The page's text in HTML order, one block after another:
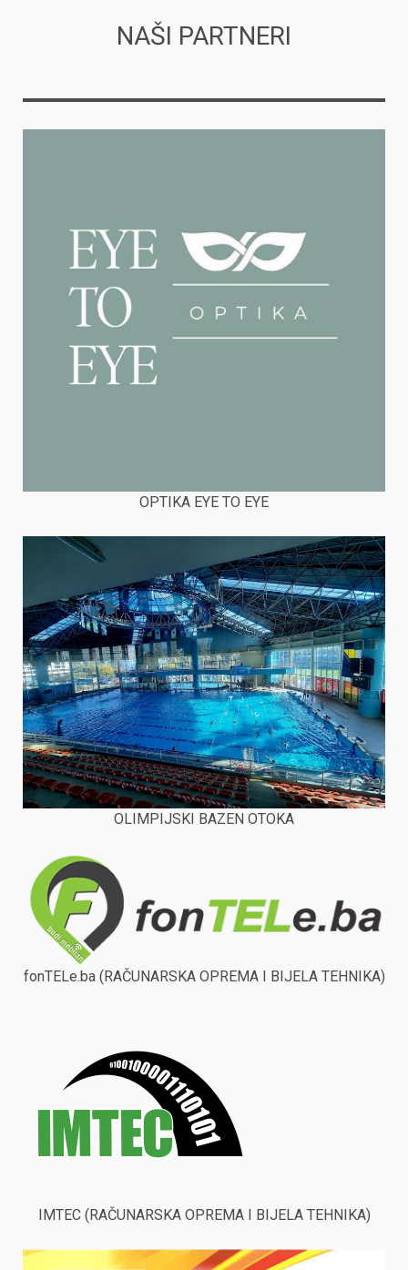
NAŠI PARTNERI
OPTIKA EYE TO EYE
OLIMPIJSKI BAZEN OTOKA
fonTELe.ba (RAČUNARSKA OPREMA I BIJELA TEHNIKA)
IMTEC (RAČUNARSKA OPREMA I BIJELA TEHNIKA)